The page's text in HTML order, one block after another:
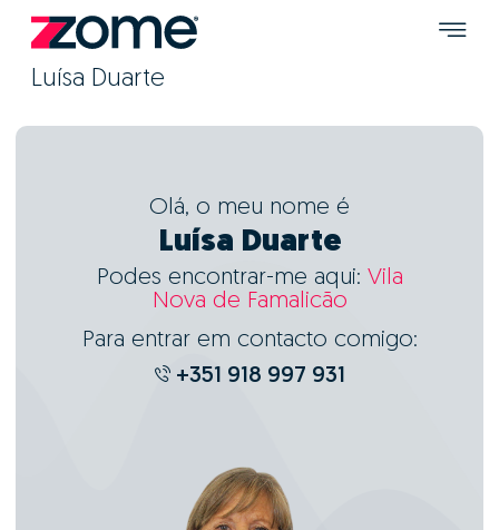
Luísa Duarte
Olá, o meu nome é
Luísa Duarte
Podes encontrar-me aqui: Vila
Nova de Famalicão
Para entrar em contacto comigo:
+351 918 997 931